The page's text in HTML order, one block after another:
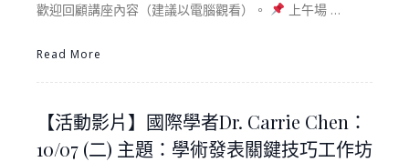
歡迎回顧講座內容（建議以電腦觀看）。 上午場 …
Read More
【活動影片】國際學者Dr. Carrie Chen：
10/07 (二) 主題：學術發表關鍵技巧工作坊